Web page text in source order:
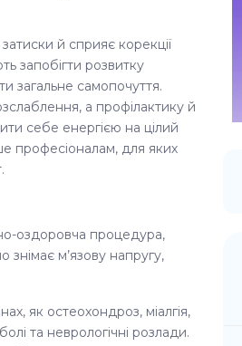
й сприяє корекції
запобігти розвитку
загальне самопочуття.
а профілактику й
себе енергією на цілий
професіоналам, для яких
оздоровча процедура,
м’язову напругу,
як остеохондроз, міалгія,
та неврологічні розлади.